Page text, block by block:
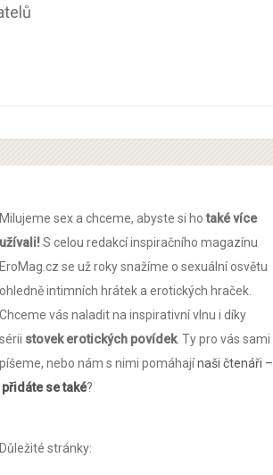
Milujeme sex a chceme, abyste si hotaké více
užívali!S celou redakcí inspiračního magazínu
EroMag.cz se už roky snažíme o sexuální osvětu
ohledně intimních hrátek a erotických hraček.
Chceme vás naladit na inspirativní vlnu i díky
sérii stovek erotických povídek. Ty pro vás sami
píšeme, nebo nám s nimi pomáhajínaši čtenáři –
přidáte se také?
Důležité stránky: